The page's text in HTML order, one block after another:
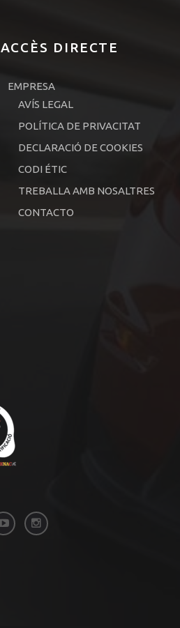
ACCÈS DIRECTE
EMPRESA
AVÍS LEGAL
POLÍTICA DE PRIVACITAT
DECLARACIÓ DE COOKIES
CODI ÉTIC
TREBALLA AMB NOSALTRES
CONTACTO